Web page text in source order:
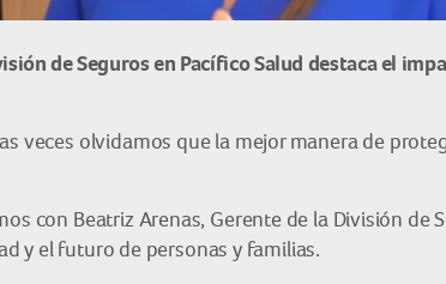
de Seguros en Pacífico Salud destaca el
veces olvidamos que la mejor manera de
con Beatriz Arenas, Gerente de la División de
y el futuro de personas y familias.